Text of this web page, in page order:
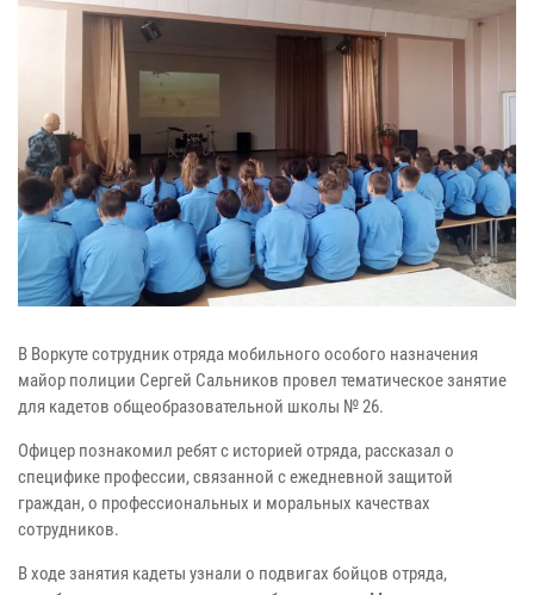
В Воркуте сотрудник отряда мобильного особого назначения
майор полиции Сергей Сальников провел тематическое занятие
для кадетов общеобразовательной школы № 26.
Офицер познакомил ребят с историей отряда, рассказал о
специфике профессии, связанной с ежедневной защитой
граждан, о профессиональных и моральных качествах
сотрудников.
В ходе занятия кадеты узнали о подвигах бойцов отряда,